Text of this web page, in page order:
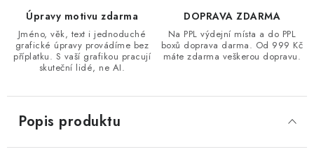
Úpravy motivu zdarma
Jméno, věk, text i jednoduché
grafické úpravy provádíme bez
příplatku. S vaší grafikou pracují
skuteční lidé, ne AI.
DOPRAVA ZDARMA
Na PPL výdejní místa a do PPL
boxů doprava darma. Od 999 Kč
máte zdarma veškerou dopravu.
Popis produktu